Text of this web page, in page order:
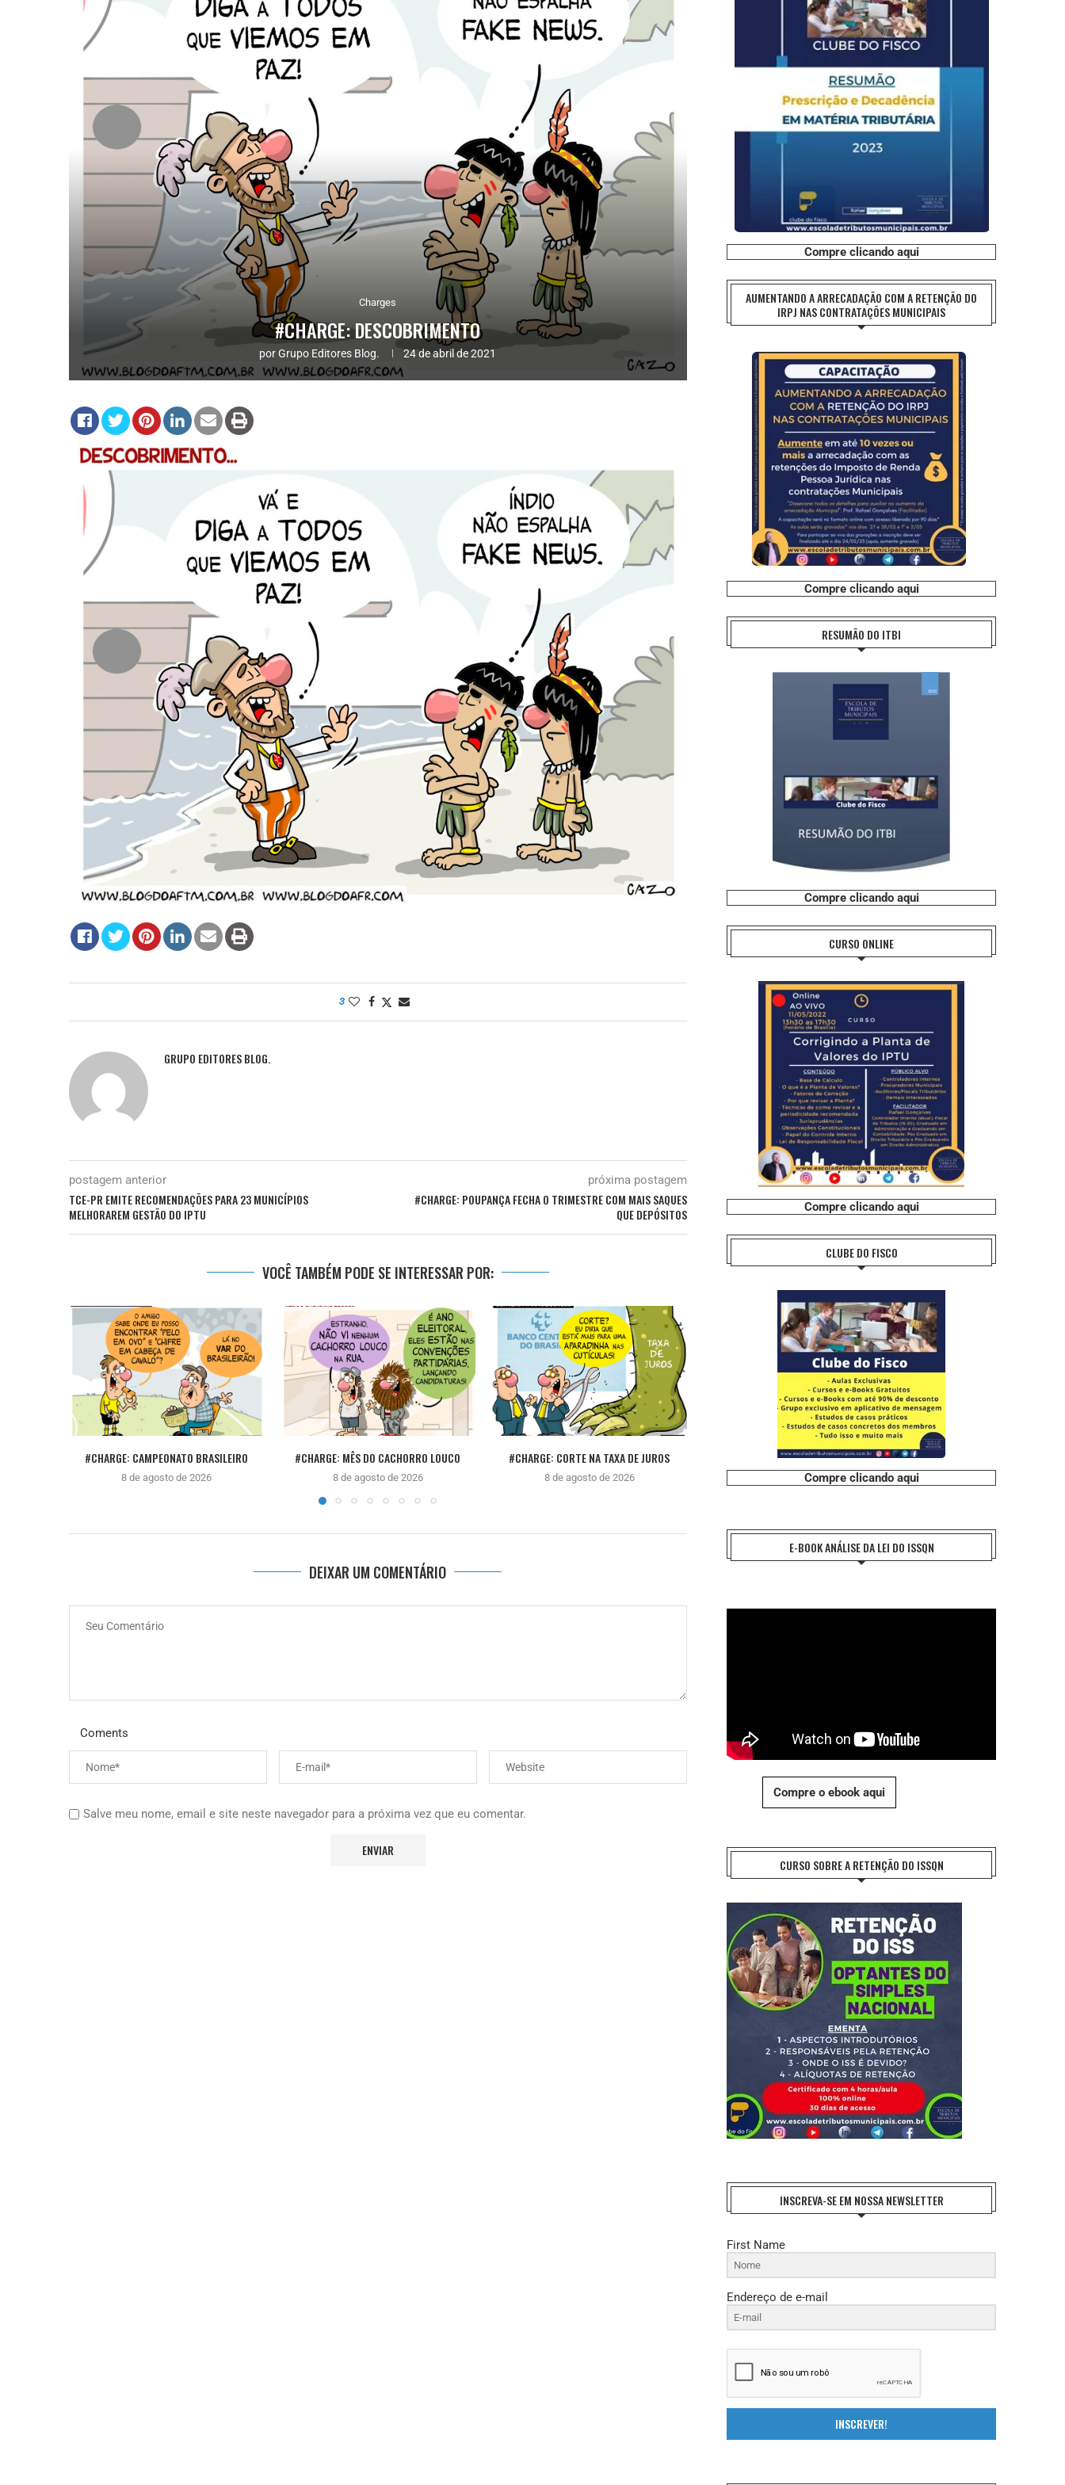
Charges
#CHARGE: DESCOBRIMENTO
porGrupo Editores Blog. 24 de abril de 2021
3
GRUPO EDITORES BLOG.
postagem anterior
TCE-PR EMITE RECOMENDAÇÕES PARA 23 MUNICÍPIOS
MELHORAREM GESTÃO DO IPTU
próxima postagem
#CHARGE: POUPANÇA FECHA O TRIMESTRE COM MAIS SAQUES
QUE DEPÓSITOS
VOCÊ TAMBÉM PODE SE INTERESSAR POR:
#CHARGE: CAMPEONATO BRASILEIRO
8 de agosto de 2026
#CHARGE: MÊS DO CACHORRO LOUCO
8 de agosto de 2026
#CHARGE: CORTE NA TAXA DE JUROS
8 de agosto de 2026
#CHARGE: ROUBOS DE FRIOS
7 de agosto de 2026
#CHARGE: VALOR MÉDIO DO
DIA DOS...
DEIXAR UM COMENTÁRIO
Coments
Salve meu nome, email e site neste navegador para a próxima vez que eu comentar.
Compre clicando aqui
AUMENTANDO A ARRECADAÇÃO COM A RETENÇÃO DO
IRPJ NAS CONTRATAÇÕES MUNICIPAIS
Compre clicando aqui
RESUMÃO DO ITBI
Compre clicando aqui
CURSO ONLINE
Compre clicando aqui
CLUBE DO FISCO
Compre clicando aqui
E-BOOK ANÁLISE DA LEI DO ISSQN
Compre o ebook aqui
CURSO SOBRE A RETENÇÃO DO ISSQN
INSCREVA-SE EM NOSSA NEWSLETTER
First Name
Endereço de e-mail
INSCREVER!